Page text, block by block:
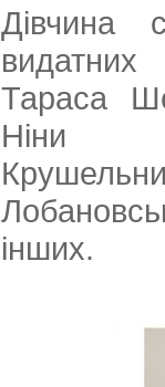
Дівчина
Тараса
Ніни
інших.